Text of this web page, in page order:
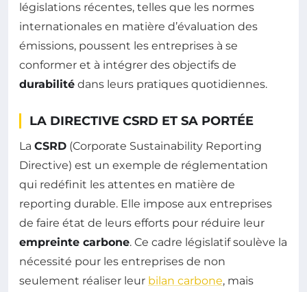
législations récentes, telles que les normes
internationales en matière d’évaluation des
émissions, poussent les entreprises à se
conformer et à intégrer des objectifs de
durabilité dans leurs pratiques quotidiennes.
LA DIRECTIVE CSRD ET SA PORTÉE
La CSRD (Corporate Sustainability Reporting
Directive) est un exemple de réglementation
qui redéfinit les attentes en matière de
reporting durable. Elle impose aux entreprises
de faire état de leurs efforts pour réduire leur
empreinte carbone. Ce cadre législatif soulève la
nécessité pour les entreprises de non
seulement réaliser leur bilan carbone, mais